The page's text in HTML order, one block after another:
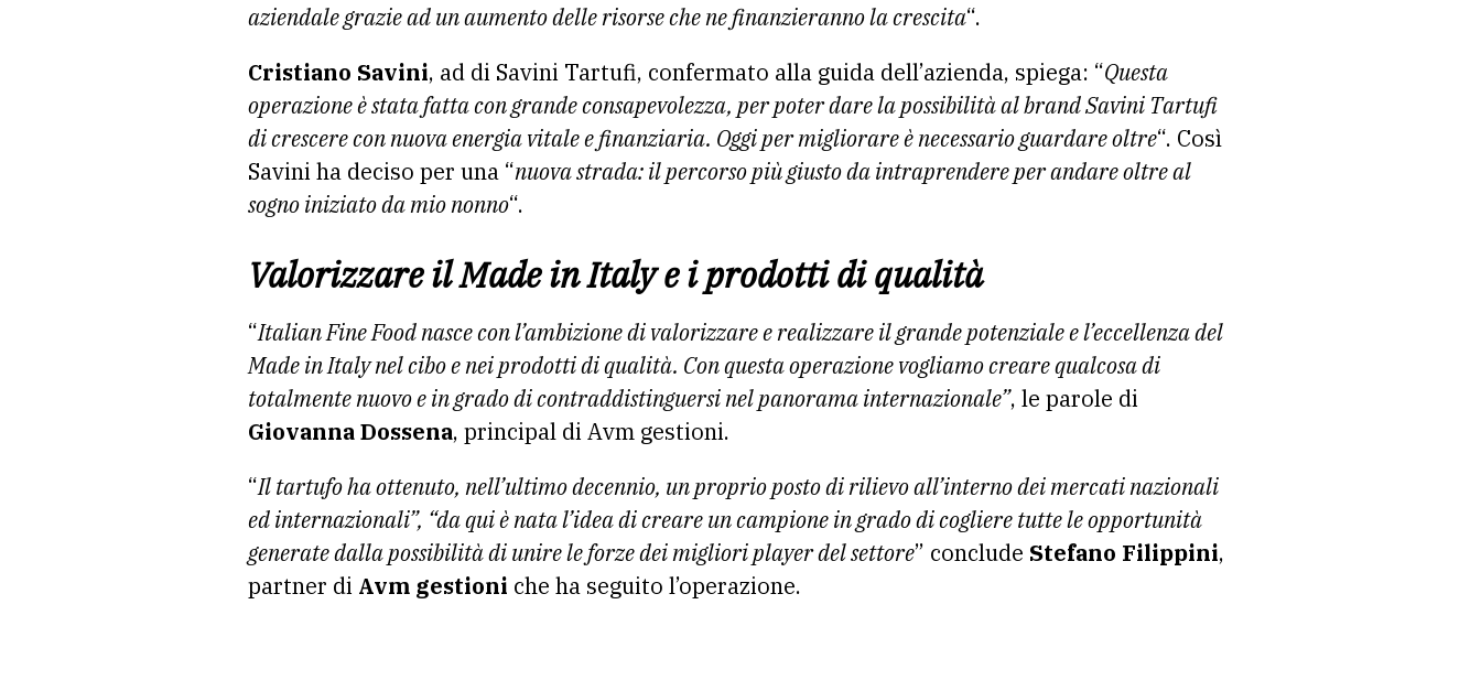
aziendale grazie ad un aumento delle risorse che ne finanzieranno la crescita“.
Cristiano Savini, ad di Savini Tartufi, confermato alla guida dell’azienda, spiega: “Questa
operazione è stata fatta con grande consapevolezza, per poter dare la possibilità al brand Savini Tartufi
di crescere con nuova energia vitale e finanziaria. Oggi per migliorare è necessario guardare oltre“. Così
Savini ha deciso per una “nuova strada: il percorso più giusto da intraprendere per andare oltre al
sogno iniziato da mio nonno“.
Valorizzare il Made in Italy e i prodotti di qualità
“Italian Fine Food nasce con l’ambizione di valorizzare e realizzare il grande potenziale e l’eccellenza del
Made in Italy nel cibo e nei prodotti di qualità. Con questa operazione vogliamo creare qualcosa di
totalmente nuovo e in grado di contraddistinguersi nel panorama internazionale”, le parole di
Giovanna Dossena, principal di Avm gestioni.
“Il tartufo ha ottenuto, nell’ultimo decennio, un proprio posto di rilievo all’interno dei mercati nazionali
ed internazionali”, “da qui è nata l’idea di creare un campione in grado di cogliere tutte le opportunità
generate dalla possibilità di unire le forze dei migliori player del settore” conclude Stefano Filippini,
partner di Avm gestioni che ha seguito l’operazione.